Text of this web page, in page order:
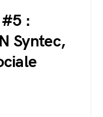
#5 :
Syntec,